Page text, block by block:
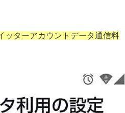
ッターアカウントデータ通信料